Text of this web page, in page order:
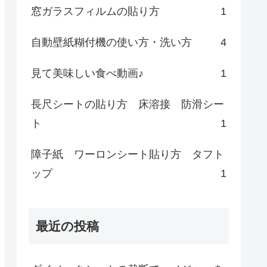
窓ガラスフィルムの貼り方 1
自動壁紙糊付機の使い方・洗い方 4
見て美味しい食べ動画♪ 1
長尺シートの貼り方 床溶接 防滑シー
ト
1
障子紙 ワーロンシート貼り方 タフト
ップ
1
最近の投稿